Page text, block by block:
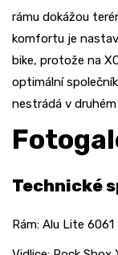
rámu dokážou
komfortu je
bike, protože na
optimální
nestrádá v druhém
Technické
Rám: Alu Lite 6061